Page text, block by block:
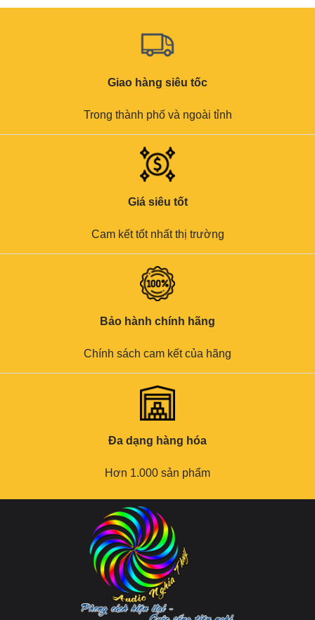
Giao hàng siêu tốc
Trong thành phố và ngoài tỉnh
Giá siêu tốt
Cam kết tốt nhất thị trường
Bảo hành chính hãng
Chính sách cam kết của hãng
Đa dạng hàng hóa
Hơn 1.000 sản phẩm